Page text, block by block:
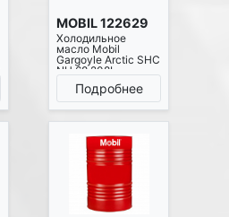
MOBIL 122629
Холодильное
масло Mobil
Gargoyle Arctic SHC
NH 68 208L
Подробнее